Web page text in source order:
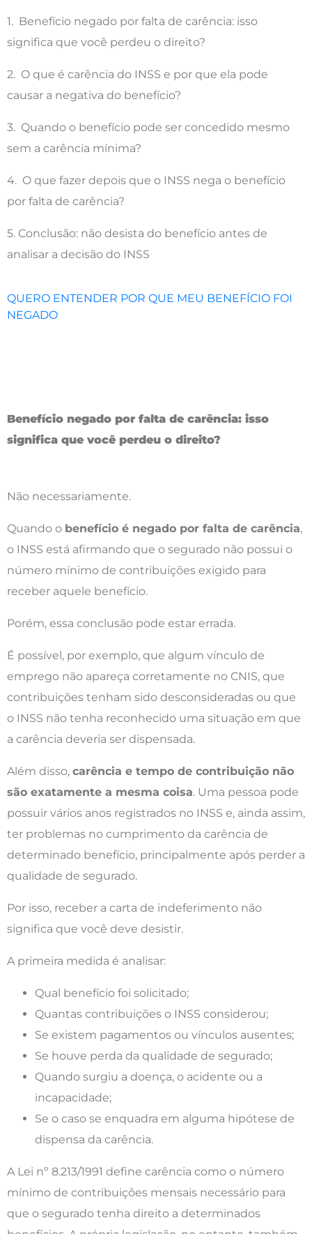
1. Benefício negado por falta de carência: isso
significa que você perdeu o direito?
2. O que é carência do INSS e por que ela pode
causar a negativa do benefício?
3. Quando o benefício pode ser concedido mesmo
sem a carência mínima?
4. O que fazer depois que o INSS nega o benefício
por falta de carência?
5. Conclusão: não desista do benefício antes de
analisar a decisão do INSS
QUERO ENTENDER POR QUE MEU BENEFÍCIO FOI
NEGADO
Benefício negado por falta de carência: isso
significa que você perdeu o direito?
Não necessariamente.
Quando o benefício é negado por falta de carência,
o INSS está afirmando que o segurado não possui o
número mínimo de contribuições exigido para
receber aquele benefício.
Porém, essa conclusão pode estar errada.
É possível, por exemplo, que algum vínculo de
emprego não apareça corretamente no CNIS, que
contribuições tenham sido desconsideradas ou que
o INSS não tenha reconhecido uma situação em que
a carência deveria ser dispensada.
Além disso, carência e tempo de contribuição não
são exatamente a mesma coisa. Uma pessoa pode
possuir vários anos registrados no INSS e, ainda assim,
ter problemas no cumprimento da carência de
determinado benefício, principalmente após perder a
qualidade de segurado.
Por isso, receber a carta de indeferimento não
significa que você deve desistir.
A primeira medida é analisar:
Qual benefício foi solicitado;
Quantas contribuições o INSS considerou;
Se existem pagamentos ou vínculos ausentes;
Se houve perda da qualidade de segurado;
Quando surgiu a doença, o acidente ou a
incapacidade;
Se o caso se enquadra em alguma hipótese de
dispensa da carência.
A Lei nº 8.213/1991 define carência como o número
mínimo de contribuições mensais necessário para
que o segurado tenha direito a determinados